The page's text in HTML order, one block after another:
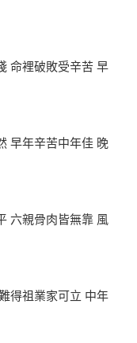
命裡破敗受辛苦 早
早年辛苦中年佳 晚
六親骨肉皆無靠 風
得祖業家可立 中年